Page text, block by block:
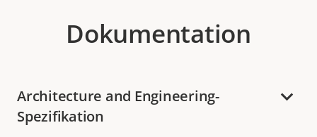
Dokumentation
Architecture and Engineering-
Spezifikation